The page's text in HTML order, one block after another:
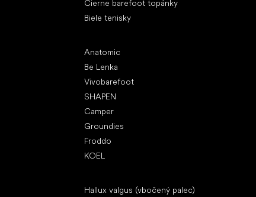
Čierne barefoot topánky
Biele tenisky
Anatomic
Be Lenka
Vivobarefoot
SHAPEN
Camper
Groundies
Froddo
KOEL
Hallux valgus (vbočený palec)